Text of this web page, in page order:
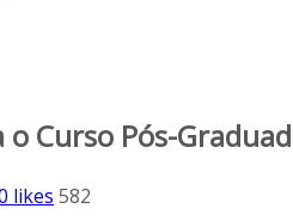
Curso Pós-
likes 582